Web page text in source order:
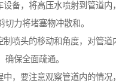
备，将高压水喷射到管道内
切力将堵塞物冲散和。
喷头的移动和角度，对管道
确保全面疏通。
，要注意观察管道内的情况